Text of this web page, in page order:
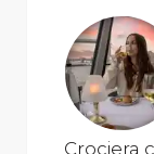
Crociera